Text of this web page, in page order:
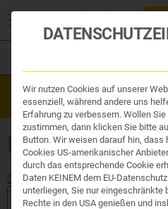
Organe & Organ Uhr
Traditionelle Medizin
Nahrungsergänzung
Kosmetik und Hygiene
Ihr Apotheker
Westend Online-Shop: Sicher,
HITZE
Start/ Produkte verschlagwortet mit
FILTER
Wir nutzen Cookies auf unserer
essenziell, während andere uns
Erfahrung zu verbessern. Wollen
zustimmen, dann klicken Sie bitte
Button. Wir weisen darauf hin, dass
Cookies US-amerikanischer
durch das entsprechende Cookie
Daten KEINEM dem EU-
unterliegen, Sie nur
Rechte in den USA genießen und